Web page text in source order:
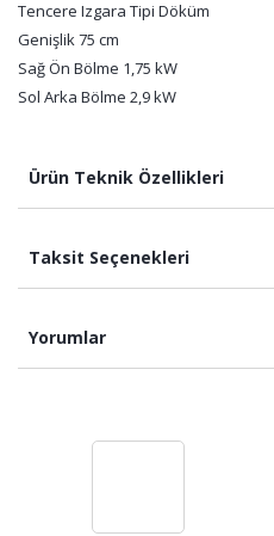
Tencere Izgara Tipi Döküm
Genişlik 75 cm
Sağ Ön Bölme 1,75 kW
Sol Arka Bölme 2,9 kW
Ürün Teknik Özellikleri
Taksit Seçenekleri
Yorumlar